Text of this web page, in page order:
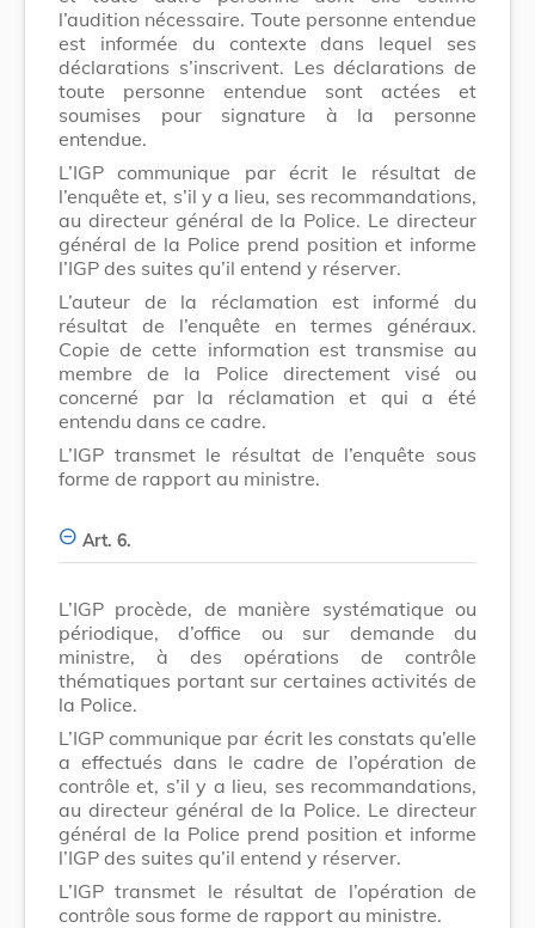
l’audition nécessaire. Toute personne entendue
est informée du contexte dans lequel ses
déclarations s’inscrivent. Les déclarations de
toute personne entendue sont actées et
soumises pour signature à la personne
entendue.
L’IGP communique par écrit le résultat de
l’enquête et, s’il y a lieu, ses recommandations,
au directeur général de la Police. Le directeur
général de la Police prend position et informe
l’IGP des suites qu’il entend y réserver.
L’auteur de la réclamation est informé du
résultat de l’enquête en termes généraux.
Copie de cette information est transmise au
membre de la Police directement visé ou
concerné par la réclamation et qui a été
entendu dans ce cadre.
L’IGP transmet le résultat de l’enquête sous
forme de rapport au ministre.
Art. 6.
L’IGP procède, de manière systématique ou
périodique, d’office ou sur demande du
ministre, à des opérations de contrôle
thématiques portant sur certaines activités de
la Police.
L’IGP communique par écrit les constats qu’elle
a effectués dans le cadre de l’opération de
contrôle et, s’il y a lieu, ses recommandations,
au directeur général de la Police. Le directeur
général de la Police prend position et informe
l’IGP des suites qu’il entend y réserver.
L’IGP transmet le résultat de l’opération de
contrôle sous forme de rapport au ministre.